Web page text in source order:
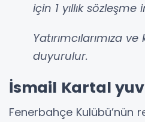
için 1 yıllık sözleşme
Yatırımcılarımıza
duyurulur.
İsmail Kartal
Fenerbahçe Kulübü’nün